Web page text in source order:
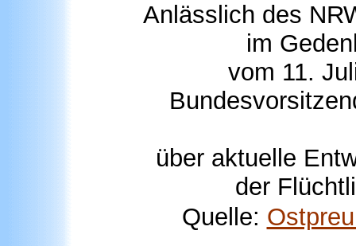
Anlässlich des
im
vom 11.
über aktuelle
der
Quelle: